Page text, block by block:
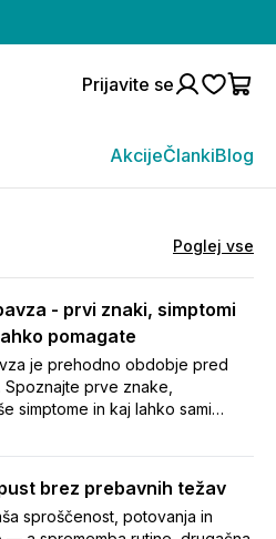
Prijavite se
AkcijeČlankiBlog
Poglej vse
- prvi znaki, simptomi
pomagate
je prehodno obdobje pred
prve znake,
simptome in kaj lahko sami
brez prebavnih težav
sproščenost, potovanja in